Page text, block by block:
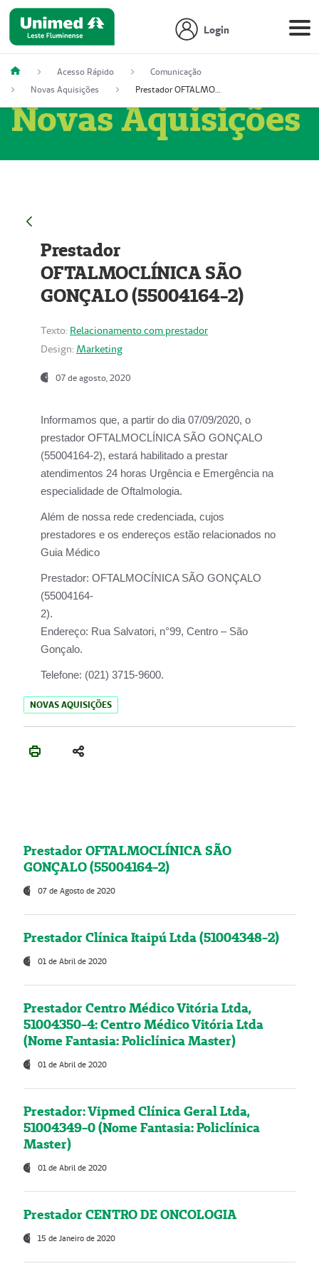
Login
Acesso Rápido
Comunicação
Novas Aquisições
Prestador OFTALMOCLÍNICA SÃO GONÇALO (55004164-2)
Novas Aquisições
Prestador
OFTALMOCLÍNICA SÃO
GONÇALO (55004164-2)
Texto: Relacionamento com prestador
Design: Marketing
07 de agosto, 2020
Informamos que, a partir do dia 07/09/2020, o
prestador OFTALMOCLÍNICA SÃO GONÇALO
(55004164-2), estará habilitado a prestar
atendimentos 24 horas Urgência e Emergência na
especialidade de Oftalmologia.
Além de nossa rede credenciada, cujos
prestadores e os endereços estão relacionados no
Guia Médico
Prestador: OFTALMOCÍNICA SÃO GONÇALO
(55004164-
2).
Endereço: Rua Salvatori, n°99, Centro – São
Gonçalo.
Telefone: (021) 3715-9600.
NOVAS AQUISIÇÕES
Prestador OFTALMOCLÍNICA SÃO
GONÇALO (55004164-2)
07 de Agosto de 2020
Prestador Clínica Itaipú Ltda (51004348-2)
01 de Abril de 2020
Prestador Centro Médico Vitória Ltda,
51004350-4: Centro Médico Vitória Ltda
(Nome Fantasia: Policlínica Master)
01 de Abril de 2020
Prestador: Vipmed Clínica Geral Ltda,
51004349-0 (Nome Fantasia: Policlínica
Master)
01 de Abril de 2020
Prestador CENTRO DE ONCOLOGIA
15 de Janeiro de 2020